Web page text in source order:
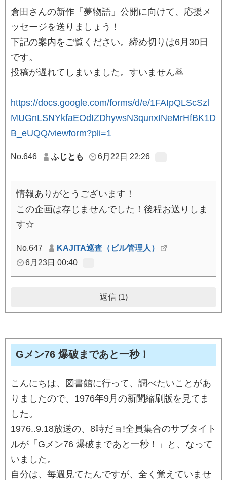
倉田さんの新作「夢物語」公開に向けて、応援メ
ッセージを送りましょう！
下記の案内をご覧ください。締め切りは6月30日
です。
投稿が遅れてしまいました。すいません🙇
https://docs.google.com/forms/d/e/1FAIpQLScSzl
MUGnLSNYkfaEOdIZDhywsN3qunxINeMrHfBK1D
B_eUQQ/viewform?pli=1
No.646 ふじとも 6月22日 22:26
情報ありがとうございます！
この企画は存じませんでした！後程お送りしま
す☆
No.647
KAJITA巡査（ビル管理人）
6月23日 00:40
返信 (1)
Gメン76 爆破まであと一秒！
こんにちは、図書館に行って、調べたいことがあ
りましたので、1976年9月の新聞縮刷版を見てま
した。
1976..9.18放送の、8時だョ!全員集合のサブタイト
ルが「Gメン76 爆破まであと一秒！」と、なって
いました。
自分は、毎週見てたんですが、全く覚えていませ